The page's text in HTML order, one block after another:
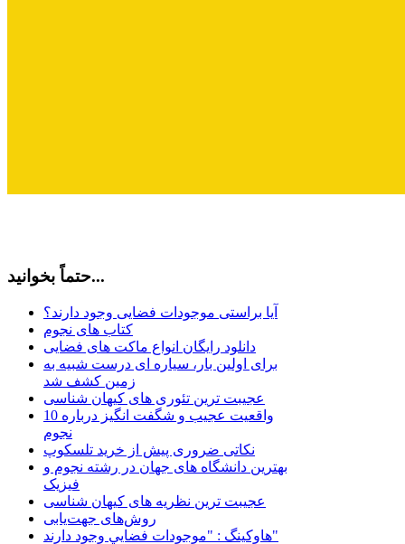
حتماً بخوانید...
آیا براستی موجودات فضایی وجود دارند؟
کتاب های نجوم
دانلود رایگان انواع ماکت های فضایی
برای اولین بار، سیاره ای درست شبیه به
زمین کشف شد
عجیبت ترین تئوری های کیهان شناسی
10 واقعیت عجیب و شگفت انگیز درباره
نجوم
نکاتی ضروری پیش از خرید تلسکوپ
بهترین دانشگاه های جهان در رشته نجوم و
فیزیک
عجیبت ترین نظریه های کیهان شناسی
روش‌های جهت‌یابی
هاوكينگ : "موجودات فضايي وجود دارند"